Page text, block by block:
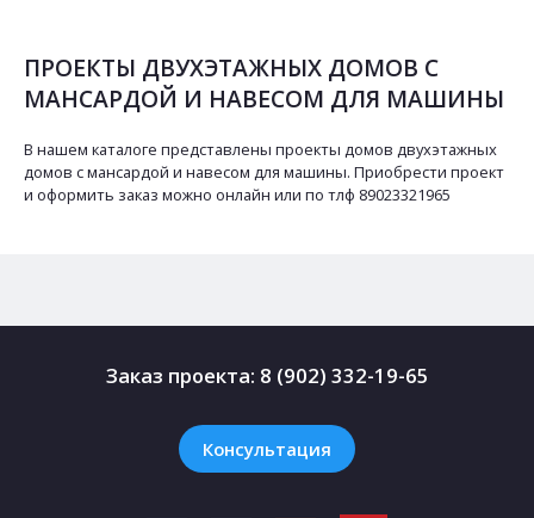
ПРОЕКТЫ ДВУХЭТАЖНЫХ ДОМОВ С
МАНСАРДОЙ И НАВЕСОМ ДЛЯ МАШИНЫ
В нашем каталоге представлены проекты домов двухэтажных
домов с мансардой и навесом для машины. Приобрести проект
и оформить заказ можно онлайн или по тлф 89023321965
Заказ проекта: 8 (902) 332-19-65
Консультация